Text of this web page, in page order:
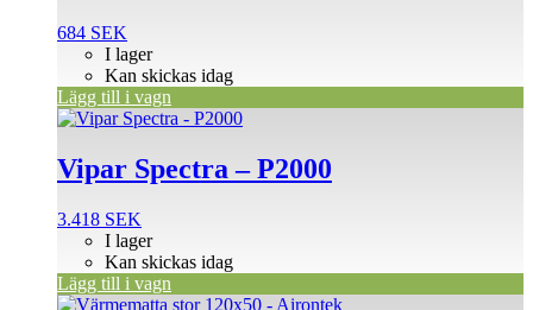
684 SEK
I lager
Kan skickas idag
Lägg till i vagn
Vipar Spectra – P2000
3.418 SEK
I lager
Kan skickas idag
Lägg till i vagn